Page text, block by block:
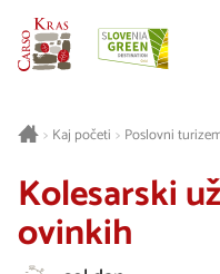
> Kaj početi > Poslovni
Kolesarski
ovinkih